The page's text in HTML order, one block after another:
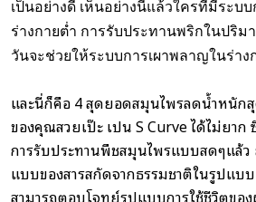
เป็นอย่างดี เห็นอย่างนี้แล้วใครที่มีระบ
ร่างกายต่ำ การรับประทานพริกในปริ
วันจะช่วยให้ระบบการเผาพลาญในร่าง
และนี่ก็คือ 4 สุดยอดสมุนไพรลดน้ำหนัก
ของคุณสวยเป๊ะ เป็น S Curve ได้ไม่ยา
การรับประทานพืชสมุนไพรแบบสดๆแล้
แบบของสารสกัดจากธรรมชาติในรูปแบ
สามารถตอบโจทย์รูปแบบการใช้ชีวิตขอ